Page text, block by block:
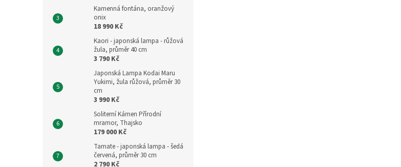
Kamenná fontána, oranžový
onix
18 990 Kč
Kaori - japonská lampa - růžová
žula, průměr 40 cm
3 790 Kč
Japonská Lampa Kodai Maru
Yukimi, žula růžová, průměr 30
cm
3 990 Kč
Soliterní Kámen Přírodní
mramor, Thajsko
179 000 Kč
Tamate - japonská lampa - šedá
červená, průměr 30 cm
2 790 Kč